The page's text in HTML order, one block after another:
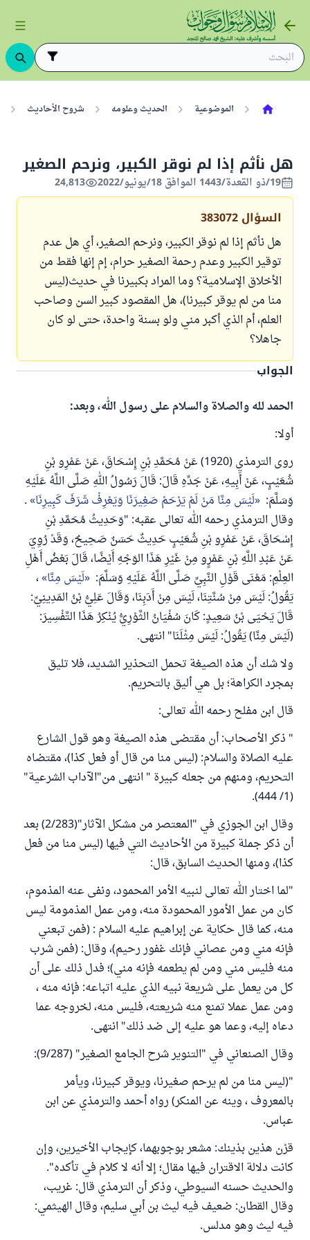
الموضوعية الحديث وعلومه شروح الأحاديث
هل نأثم إذا لم نوقر الكبير، ونرحم الصغير
19/ذو القعدة/1443 الموافق 18/يونيو/2022 24,813
السؤال 383072
هل نأثم إذا لم نوقر الكبير، ونرحم الصغير، أي هل عدم
توقير الكبير وعدم رحمة الصغير حرام، إم إنها فقط من
الأخلاق الإسلامية؟ وما المراد بكبيرنا في حديث(ليس
منا من لم يوقر كبيرنا)، هل المقصود كبير السن وصاحب
العلم، أم الذي أكبر مني ولو بسنة واحدة، حتى لو كان
جاهلا؟
الجواب
الحمد لله والصلاة والسلام على رسول الله، وبعد:
أولا:
روى الترمذي (1920) عَنْ مُحَمَّدِ بْنِ إِسْحَاقَ، عَنْ عَمْرِو بْنِ
شُعَيْبٍ، عَنْ أَبِيهِ، عَنْ جَدِّهِ قَالَ: قَالَ رَسُولُ اللهِ صَلَّى اللَّهُ عَلَيْهِ
وَسَلَّمَ: لَيْسَ مِنَّا مَنْ لَمْ يَرْحَمْ صَغِيرَنَا وَيَعْرِفْ شَرَفَ كَبِيرِنَا .
وقال الترمذي رحمه الله تعالى عقبه: "وَحَدِيثُ مُحَمَّدِ بْنِ
إِسْحَاقَ، عَنْ عَمْرِو بْنِ شُعَيْبٍ حَدِيثٌ حَسَنٌ صَحِيحٌ، وَقَدْ رُوِيَ
عَنْ عَبْدِ اللَّهِ بْنِ عَمْرٍو مِنْ غَيْرِ هَذَا الوَجْهِ أَيْضًا، قَالَ بَعْضُ أَهْلِ
العِلْمِ: مَعْنَى قَوْلِ النَّبِيِّ صَلَّى اللَّهُ عَلَيْهِ وَسَلَّمَ: لَيْسَ مِنَّا ،
يَقُولُ: لَيْسَ مِنْ سُنَّتِنَا، لَيْسَ مِنْ أَدَبِنَا، وَقَالَ عَلِيُّ بْنُ المَدِينِيِّ:
قَالَ يَحْيَى بْنُ سَعِيدٍ: كَانَ سُفْيَانُ الثَّوْرِيُّ يُنْكِرُ هَذَا التَّفْسِيرَ:
(لَيْسَ مِنَّا) يَقُولُ: لَيْسَ مِثْلَنَا" انتهى.
ولا شك أن هذه الصيغة تحمل التحذير الشديد، فلا تليق
بمجرد الكراهة؛ بل هي أليق بالتحريم.
قال ابن مفلح رحمه الله تعالى:
" ذكر الأصحاب: أن مقتضى هذه الصيغة وهو قول الشارع
عليه الصلاة والسلام: (ليس منا من قال أو فعل كذا)، مقتضاه
التحريم، ومنهم من جعله كبيرة " انتهى من"الآداب الشرعية"
(1/ 444).
وقال ابن الجوزي في "المعتصر من مشكل الآثار"(2/283) بعد
أن ذكر جملة كبيرة من الأحاديث التي فيها (ليس منا من فعل
كذا)، ومنها الحديث السابق، قال:
"لما اختار الله تعالى لنبيه الأمر المحمود، ونفى عنه المذموم،
كان من عمل الأمور المحمودة منه، ومن عمل المذمومة ليس
منه، كما قال حكاية عن إبراهيم عليه السلام : (فمن تبعني
فإنه مني ومن عصاني فإنك غفور رحيم)، وقال: (فمن شرب
منه فليس مني ومن لم يطعمه فإنه مني)؛ فدل ذلك على أن
كل من يعمل على شريعة نبيه الذي عليه اتباعه: فإنه منه ،
ومن عمل عملا تمنع منه شريعته، فليس منه، لخروجه عما
دعاه إليه، وعما هو عليه إلى ضد ذلك" انتهى.
وقال الصنعاني في "التنوير شرح الجامع الصغير" (9/287):
"(ليس منا من لم يرحم صغيرنا، ويوقر كبيرنا، ويأمر
بالمعروف ، وينه عن المنكر) رواه أحمد والترمذي عن ابن
عباس.
قرْن هذين بذينك: مشعر بوجوبهما، كإيجاب الأخيرين، وإن
كانت دلالة الاقتران فيها مقال؛ إلا أنه لا كلام في تأكده".
والحديث حسنه السيوطي، وذكر أن الترمذي قال: غريب،
وقال القطان: ضعيف فيه ليث بن أبي سليم، وقال الهيثمي:
فيه ليث وهو مدلس.